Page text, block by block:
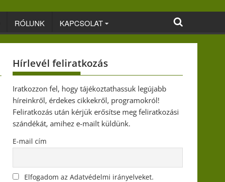
RÓLUNK KAPCSOLAT
Hírlevél feliratkozás
Iratkozzon fel, hogy tájékoztathassuk legújabb
híreinkről, érdekes cikkekről, programokról!
Feliratkozás után kérjük erősítse meg feliratkozási
szándékát, amihez e-mailt küldünk.
E-mail cím
Elfogadom az Adatvédelmi irányelveket.